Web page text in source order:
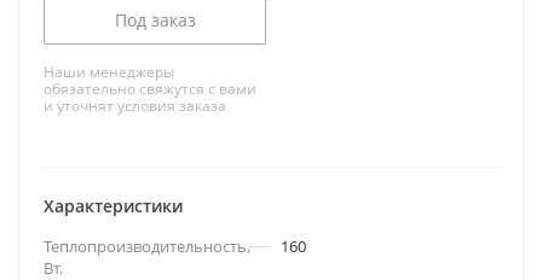
Под заказ
Наши менеджеры
обязательно свяжутся с вами
и уточнят условия заказа
Характеристики
Теплопроизводительность,
Вт.
160